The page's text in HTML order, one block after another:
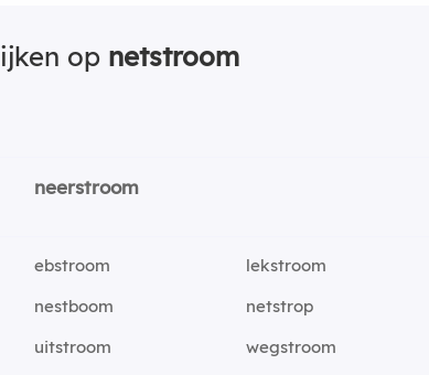
op netstroom
neerstroom
ebstroom
lekstroom
nestboom
netstrop
uitstroom
wegstroom